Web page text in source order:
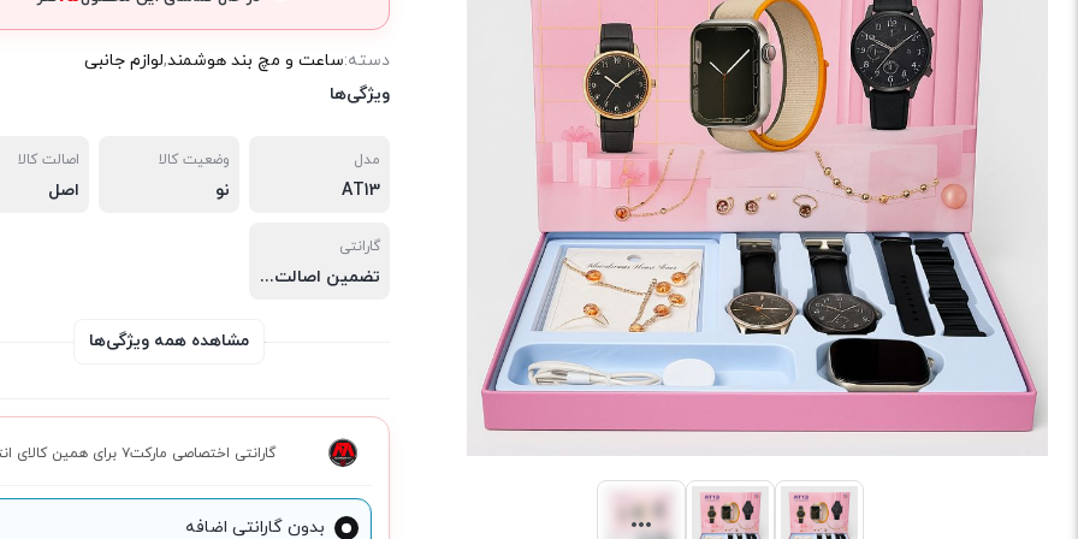
دسته:ساعت و مچ بند هوشمند,لوازم جانبی
ویژگی‌ها
مدل
AT13
وضعیت کالا
نو
اصالت کالا
اصل
گارانتی
تضمین اصالت,سلامت فیزیکی
مشاهده همه ویژگی‌ها
گارانتی اختصاصی مارکت۷ برای همین کالای انتخابی
بدون گارانتی اضافه